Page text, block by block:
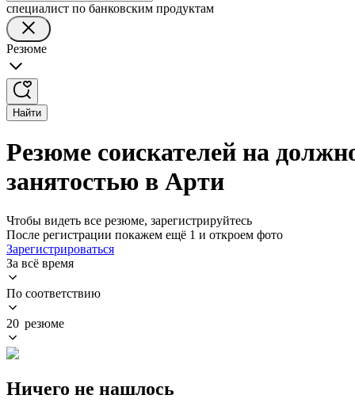
специалист по банковским продуктам
Резюме
Найти
Резюме соискателей на
занятостью в Арти
Чтобы видеть все резюме, зарегистрируйтесь
После регистрации покажем ещё 1 и откроем фото
Зарегистрироваться
За всё время
По соответствию
20 резюме
Ничего не нашлось